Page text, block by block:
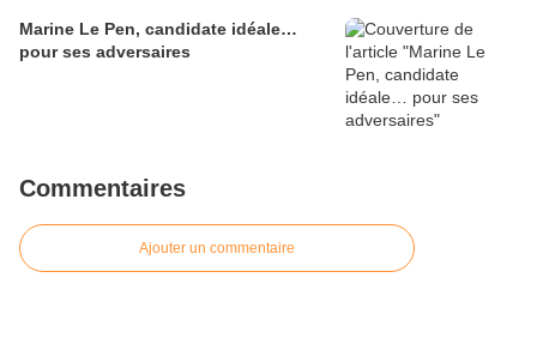
Marine Le Pen, candidate idéale…
pour ses adversaires
Commentaires
Ajouter un commentaire